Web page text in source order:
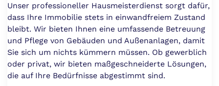
Unser professioneller Hausmeisterdienst sorgt dafür,
dass Ihre Immobilie stets in einwandfreiem Zustand
bleibt. Wir bieten Ihnen eine umfassende Betreuung
und Pflege von Gebäuden und Außenanlagen, damit
Sie sich um nichts kümmern müssen. Ob gewerblich
oder privat, wir bieten maßgeschneiderte Lösungen,
die auf Ihre Bedürfnisse abgestimmt sind.